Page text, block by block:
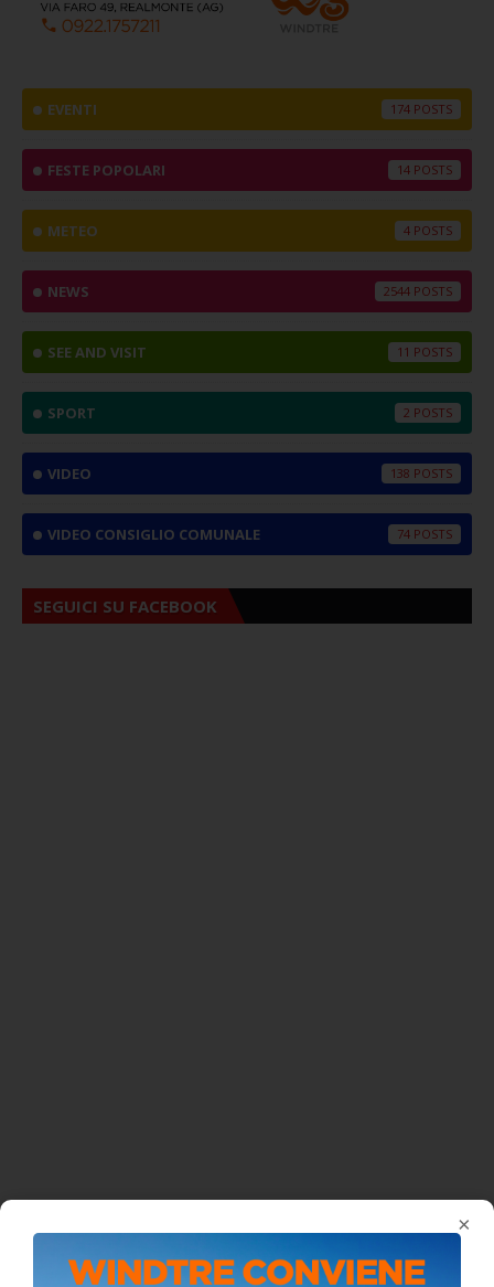
×
EVENTI 174
FESTE POPOLARI 14
METEO 4
NEWS 2544
SEE AND VISIT 11
SPORT 2
VIDEO 138
VIDEO CONSIGLIO COMUNALE 74
SEGUICI SU FACEBOOK
ISCRIVITI AL CANALE YOUTUBE